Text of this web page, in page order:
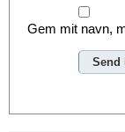
Gem mit navn,